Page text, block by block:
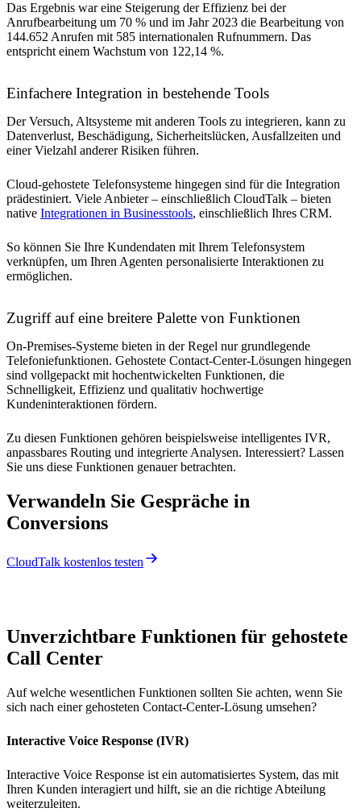
Das Ergebnis war eine Steigerung der Effizienz bei der
Anrufbearbeitung um 70 % und im Jahr 2023 die Bearbeitung von
144.652 Anrufen mit 585 internationalen Rufnummern. Das
entspricht einem Wachstum von 122,14 %.
Einfachere Integration in bestehende Tools
Der Versuch, Altsysteme mit anderen Tools zu integrieren, kann zu
Datenverlust, Beschädigung, Sicherheitslücken, Ausfallzeiten und
einer Vielzahl anderer Risiken führen.
Cloud-gehostete Telefonsysteme hingegen sind für die Integration
prädestiniert. Viele Anbieter – einschließlich CloudTalk – bieten
native Integrationen in Businesstools, einschließlich Ihres CRM.
So können Sie Ihre Kundendaten mit Ihrem Telefonsystem
verknüpfen, um Ihren Agenten personalisierte Interaktionen zu
ermöglichen.
Zugriff auf eine breitere Palette von Funktionen
On-Premises-Systeme bieten in der Regel nur grundlegende
Telefoniefunktionen. Gehostete Contact-Center-Lösungen hingegen
sind vollgepackt mit hochentwickelten Funktionen, die
Schnelligkeit, Effizienz und qualitativ hochwertige
Kundeninteraktionen fördern.
Zu diesen Funktionen gehören beispielsweise intelligentes IVR,
anpassbares Routing und integrierte Analysen. Interessiert? Lassen
Sie uns diese Funktionen genauer betrachten.
Verwandeln Sie Gespräche in
Conversions
CloudTalk kostenlos testen
Unverzichtbare Funktionen für gehostete
Call Center
Auf welche wesentlichen Funktionen sollten Sie achten, wenn Sie
sich nach einer gehosteten Contact-Center-Lösung umsehen?
Interactive Voice Response (IVR)
Interactive Voice Response ist ein automatisiertes System, das mit
Ihren Kunden interagiert und hilft, sie an die richtige Abteilung
weiterzuleiten.